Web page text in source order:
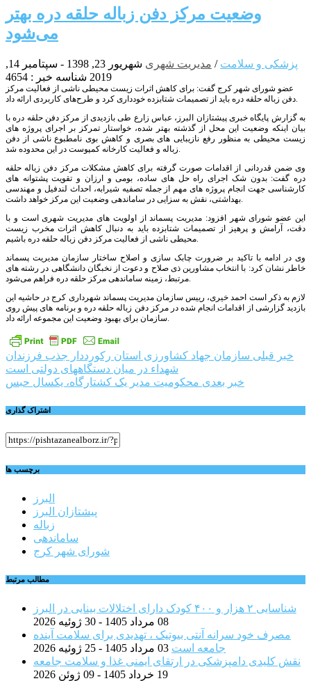
وضعیت مرکز دفن زباله حلقه دره بهتر
می‌شود
پزشکی و سلامت / مدیریت شهری
شهریور 23, 1398 - سپتامبر 14,
2019 شناسه خبر : 4654
عضو شورای شهر کرج گفت: برای کاهش اثرات زیست محیطی ناشی از فعالیت مرکز
دفن زباله حلقه دره باید از تصمیمات شتابزده خودداری کرد و طرح‌های کاربردی ارائه داد.
به گزارش پایگاه خبری پیشتازان البرز، عباس زارع طی بازدیدی از مرکز دفن حلقه دره با
بیان اینکه وضعیت این محل از گذشته بهتر شده، خواستار تمرکز بر اجرای پروژه های
زیست محیطی به منظور رفع نازیبایی های بصری و کاهش بوی نامطبوع ناشی از دفن
زباله و فعالیت کارخانه کمپوست در این محدوده شد.
وی ضمن قدردانی از اقدامات صورت گرفته برای کاهش مشکلات مرکز دفن زباله حلقه
دره گفت: بدون شک اجرای راه حل های ساده، بومی و ارزان و تقویت پشتوانه های
کارشناسی جهت انجام پروژه های مهم از جمله تصفیه شیرابه، احداث لندفیل و مهندسی
بهداشتی، نقش به سزایی در ساماندهی وضعیت این مرکز خواهد داشت.
این عضو شورای شهر افزود: مدیریت پسماند از اولویت های مدیریت شهری است و با
دقت، آرامش و پرهیز از تصمیمات شتابزده باید به دنبال کاهش اثرات مخرب زیست
محیطی ناشی از فعالیت مرکز دفن زباله حلقه دره باشیم.
وی در ادامه با تاکید بر ضرورت چابک سازی و اصلاح ساختار سازمان مدیریت پسماند
خاطر نشان کرد: با انتخاب مشاورین ذی صلاح و دعوت از نخبگان دانشگاهی در رشته های
مرتبط، زمینه ساماندهی مرکز حلقه دره فراهم می‌شود.
لازم به ذکر است احمد خیری، رییس سازمان مدیریت پسماند شهرداری کرج در حاشیه این
بازدید گزارشی از اقدامات انجام شده در مرکز دفن زباله حلقه دره و برنامه های پیش روی
سازمان برای بهبود وضعیت این مجموعه ارائه داد.
راهبری
نوشته
خبر قبلی سازمان جهاد کشاورزی استان رکورددار جذب فرزندان
شهداء در میان دستگاههای دولتی است
خبر بعدی محکومیت مدیر یک کشتارگاه، یکسال حبس
اشتراک گذاری
برچسب ها
البرز
پیشتازان البرز
زباله
ساماندهی
شورای شهر کرج
مطالب مرتبط
شناسایی ۲ هزار و ۴۰۰ کودک دارای اختلالات بینایی در البرز
08 مرداد 1405 - 30 ژوئیه 2026
مصرف خود سرانه آنتی بیوتیک ، تهدیدی برای سلامت آینده
جامعه است 03 مرداد 1405 - 25 ژوئیه 2026
نقش کلیدی دامپزشکی در ارتقای ایمنی غذا و سلامت جامعه
19 خرداد 1405 - 09 ژوئن 2026